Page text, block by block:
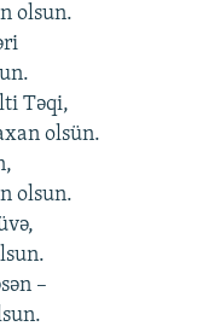
olsun.
Təqi,
olsün.
olsun.
–